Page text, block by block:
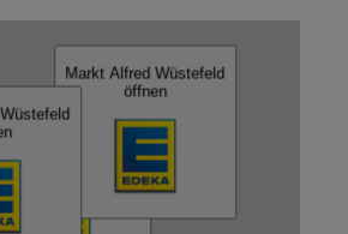
…
Alfred Wüstefeld
Markt Alfred Wüstefeld
öffnen